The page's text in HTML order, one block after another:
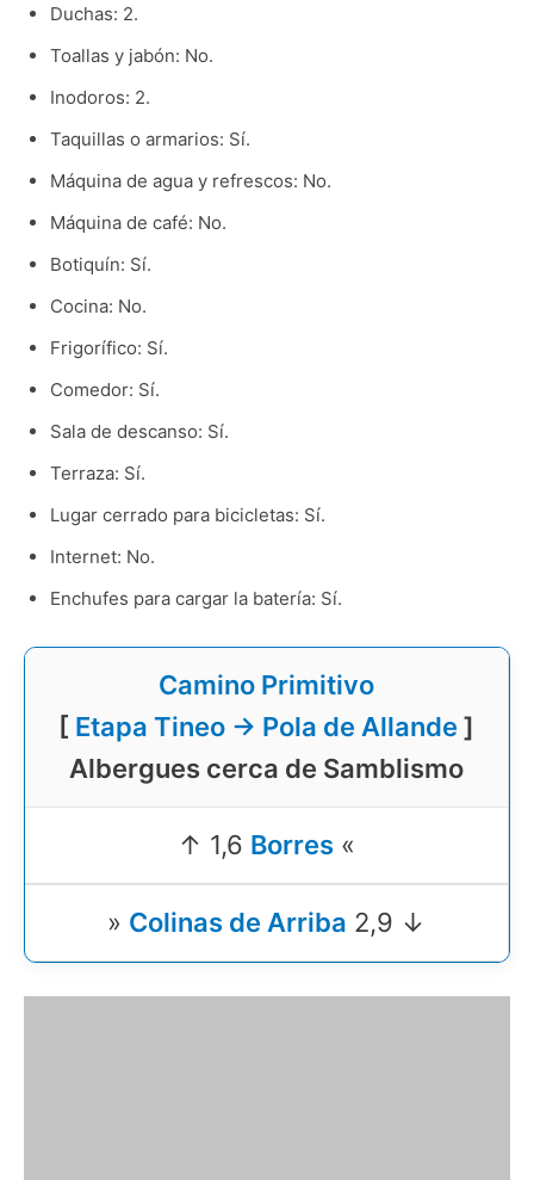
Duchas: 2.
Toallas y jabón: No.
Inodoros: 2.
Taquillas o armarios: Sí.
Máquina de agua y refrescos: No.
Máquina de café: No.
Botiquín: Sí.
Cocina: No.
Frigorífico: Sí.
Comedor: Sí.
Sala de descanso: Sí.
Terraza: Sí.
Lugar cerrado para bicicletas: Sí.
Internet: No.
Enchufes para cargar la batería: Sí.
Camino Primitivo
[ Etapa Tineo → Pola de Allande ]
Albergues cerca de Samblismo
↑ 1,6 Borres «
» Colinas de Arriba 2,9 ↓